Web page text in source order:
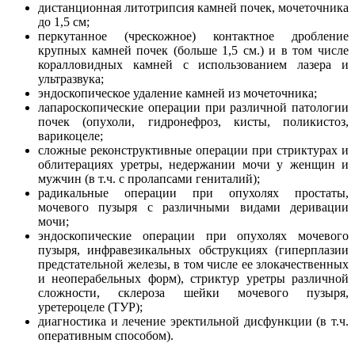
дистанционная литотрипсия камней почек, мочеточника
до 1,5 см;
перкутанное (чрескожное) контактное дробление
крупных камней почек (больше 1,5 см.) и в том числе
коралловидных камней с использованием лазера и
ультразвука;
эндоскопическое удаление камней из мочеточника;
лапароскопические операции при различной патологии
почек (опухоли, гидронефроз, кисты, поликистоз,
варикоцеле;
сложные реконструктивные операции при стриктурах и
облитерациях уретры, недержании мочи у женщин и
мужчин (в т.ч. с пролапсами гениталий);
радикальные операции при опухолях простаты,
мочевого пузыря с различными видами деривации
мочи;
эндоскопические операции при опухолях мочевого
пузыря, инфравезикальных обструкциях (гиперплазии
предстательной железы, в том числе ее злокачественных
и неоперабельных форм), стриктур уретры различной
сложности, склероза шейки мочевого пузыря,
уретероцеле (ТУР);
диагностика и лечение эректильной дисфункции (в т.ч.
оперативным способом).